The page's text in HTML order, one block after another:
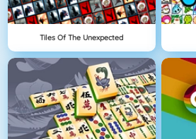
Tiles Of The Unexpected